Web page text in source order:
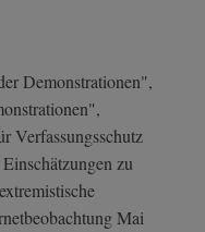
Demonstrationen",
Verfassungsschutz
zu
Mai